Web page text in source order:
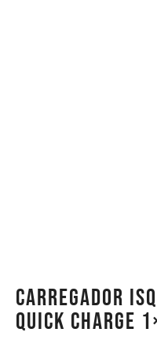
Carregador
Quick Charge